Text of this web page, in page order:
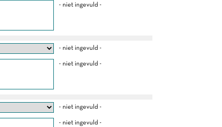
- niet ingevuld -
- niet ingevuld -
- niet ingevuld -
- niet ingevuld -
- niet ingevuld -